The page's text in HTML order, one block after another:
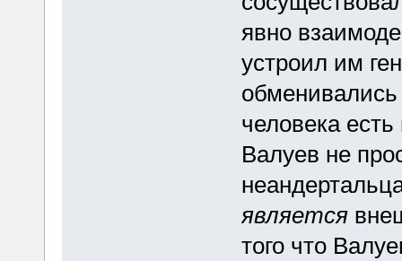
явно
устроил им
человека
Валуев не
является
того что